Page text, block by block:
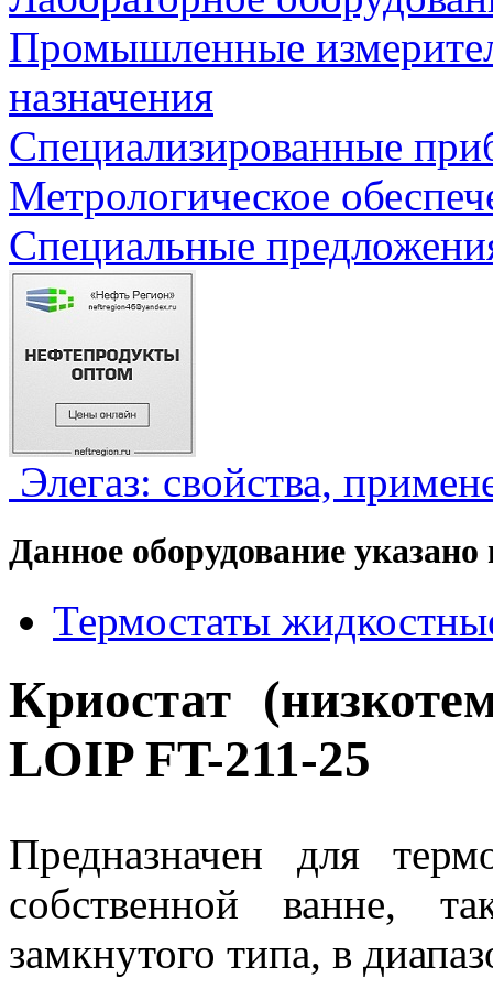
Промышленные
назначения
Специализированные
Метрологическое
Специальные
Элегаз: свойства,
Данное оборудование
Термостаты
Криостат
LOIP FT-211-25
Предназначен для
собственной ванне,
замкнутого типа, в